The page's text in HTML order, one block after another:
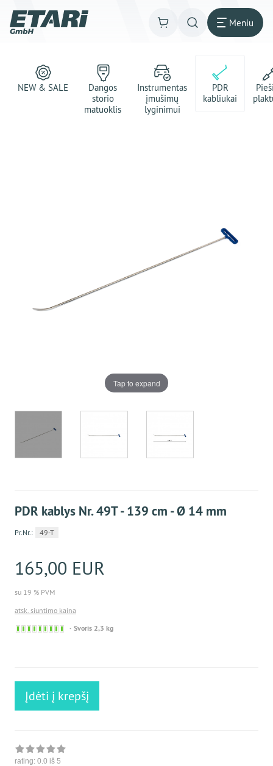
Meniu
NEW & SALE
Dangos
storio
matuoklis
Instrumentas
įmušimų
lyginimui
PDR
kabliukai
Tap to expand
PDR kablys Nr. 49T - 139 cm - Ø 14 mm
Pr.Nr.: 49-T
165,00 EUR
su 19 % PVM
atsk. siuntimo kaina
Sofort
Svoris 2,3 kg
Įdėti į krepšį
rating: 0.0 iš 5